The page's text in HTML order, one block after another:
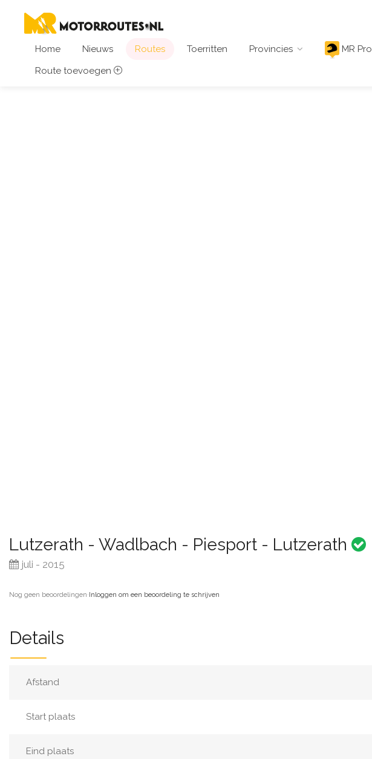
Home Nieuws Routes Toerritten Provincies MR Pro
Route toevoegen
Lutzerath - Wadlbach - Piesport - Lutzerath
juli - 2015
Nog geen beoordelingen·Inloggen om een beoordeling te schrijven
Details
Afstand
Start plaats
Eind plaats